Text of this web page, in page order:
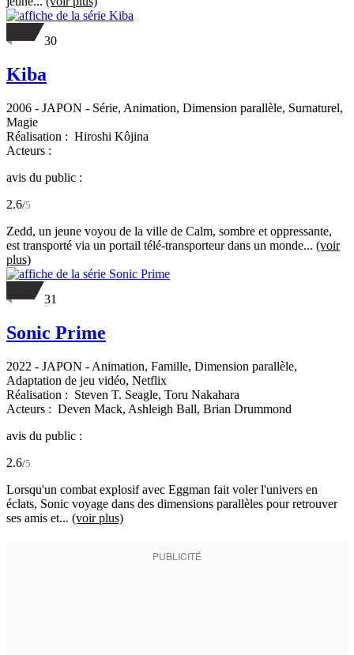
30
Kiba
2006 - JAPON - Série, Animation, Dimension parallèle, Surnaturel,
Magie
Réalisation : Hiroshi Kôjina
Acteurs :
avis du public :
2.6/5
Zedd, un jeune voyou de la ville de Calm, sombre et oppressante,
est transporté via un portail télé-transporteur dans un monde... (voir
plus)
31
Sonic Prime
2022 - JAPON - Animation, Famille, Dimension parallèle,
Adaptation de jeu vidéo, Netflix
Réalisation : Steven T. Seagle, Toru Nakahara
Acteurs : Deven Mack, Ashleigh Ball, Brian Drummond
avis du public :
2.6/5
Lorsqu'un combat explosif avec Eggman fait voler l'univers en
éclats, Sonic voyage dans des dimensions parallèles pour retrouver
ses amis et... (voir plus)